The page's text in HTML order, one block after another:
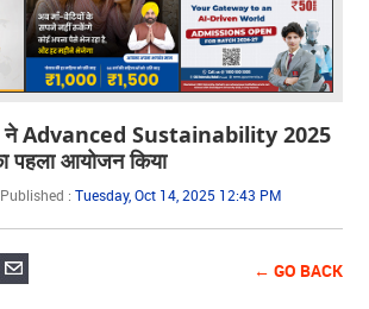
ने Advanced Sustainability 2025
आयोजन किया
:Tuesday, Oct 14, 2025 12:43 PM
← GO BACK